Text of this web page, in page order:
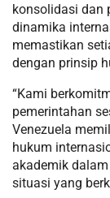
konsolidasi dan
dinamika
memastikan
dengan prinsip
“Kami
pemerintahan
Venezuela
hukum
akademik
situasi yang